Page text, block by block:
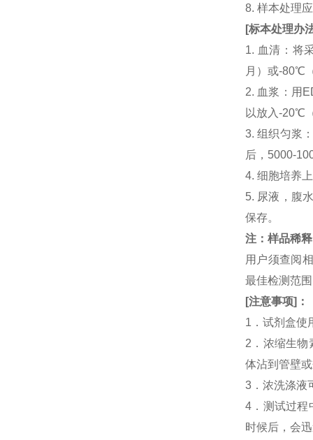
8. 样本处理
[标本处理办
1. 血清：将
月）或-80℃
2. 血浆：用
以放入-20℃
3. 组织匀浆
后，5000-
4. 细胞培养
5. 尿液，腹
保存。
注：样品稀
用户须查阅
最佳检测范
[注意事项] ：
1．试剂盒使
2．浓缩生物
体沾到管壁
3．浓洗涤液
4．测试过程
时候后，会